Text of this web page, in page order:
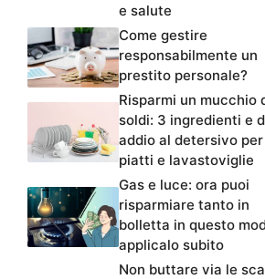
e salute
Come gestire
responsabilmente un
prestito personale?
Risparmi un mucchio
soldi: 3 ingredienti e
addio al detersivo per
piatti e lavastoviglie
Gas e luce: ora puoi
risparmiare tanto in
bolletta in questo
applicalo subito
Non buttare via le